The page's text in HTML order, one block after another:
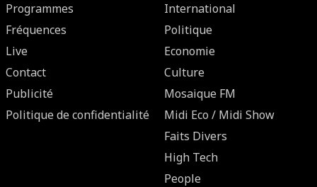
Programmes
Fréquences
Live
Contact
Publicité
Politique de confidentialité
International
Politique
Economie
Culture
Mosaique FM
Midi Eco / Midi Show
Faits Divers
High Tech
People